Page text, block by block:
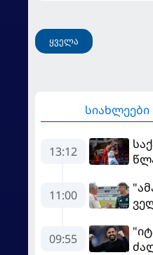
ყველა
სიახლეები
13:12
11:00
09:55